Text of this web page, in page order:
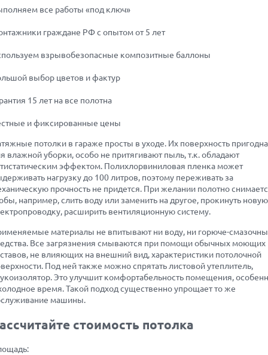
все работы «под ключ»
граждане РФ с опытом от 5 лет
взрывобезопасные композитные баллоны
выбор цветов и фактур
15 лет на все полотна
и фиксированные цены
потолки в гараже просты в уходе. Их поверхность пригодна
влажной уборки, особо не притягивают пыль, т.к. обладают
эффектом. Полихлорвиниловая пленка может
нагрузку до 100 литров, поэтому переживать за
прочность не придется. При желании полотно
например, слить воду или заменить на другое, прокинуть новую
расширить вентиляционную систему.
материалы не впитывают ни воду, ни горюче-
Все загрязнения смываются при помощи обычных моющих
не влияющих на внешний вид, характеристики потолочной
Под ней также можно спрятать листовой утеплитель,
Это улучшит комфортабельность помещения,
время. Такой подход существенно упрощает то же
машины.
стоимость потолка